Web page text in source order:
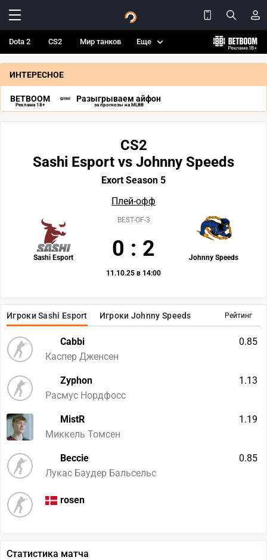
Dota 2 CS2 Мир танков Еще
ИНТЕРЕСНОЕ
BETBOOM
Реклама 18+
Разыгрываем айфон
за прогнозы на MLBB
Рейтинг
Игроки Sashi Esport Игроки Johnny Speeds
Cabbi
Каспер Дженсен
0.85
Zyphon
Расмус Нордфосс
1.13
MistR
Миккель Томсен
1.19
Beccie
Лукас Баудер Бальсельс
0.85
rosen
CS2
Sashi Esport vs Johnny Speeds
Exort Season 5
Плей-офф
Sashi Esport Johnny Speeds
BEST-OF-3
0 : 2
11.10.25 в 14:00
Статистика матча